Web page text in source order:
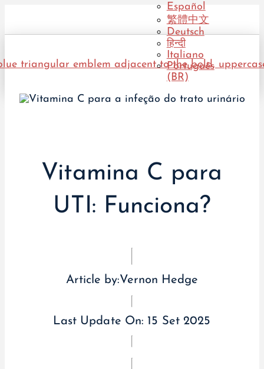
Español
繁體中文
Deutsch
हिन्दी
Italiano
Português
(BR)
Vitamina C para
UTI: Funciona?
Article by:Vernon Hedge
Last Update On: 15 Set 2025